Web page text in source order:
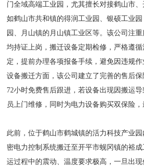
门全域高端工业园，尤其擅长对接鹤山市、
如鹤山市共和镇的得润工业园、银硕工业
园、月山镇的月山镇工业区等。该公司注
均持证上岗，搬迁设备定期检修，严格遵
定，提前办理各项报备手续，避免因违规
设备搬迁方面，该公司建立了完善的售后
72小时免费售后跟进，若设备出现因搬运
员上门维修，同时为电力设备购买双保险，
此前，位于鹤山市鹤城镇的活力科技产业
密电力控制系统搬迁至开平市蚬冈镇的裕
运过程中的震动、温度要求极高，一旦出